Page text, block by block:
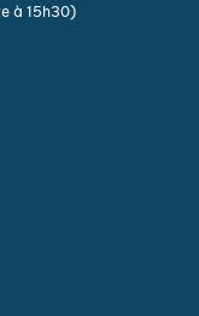
à 15h30)